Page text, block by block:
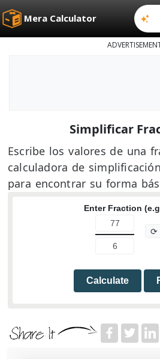
Mera Calculator
Simplificar
Escribe los valores de una
calculadora de
para encontrar su forma
Enter Fraction
⟳
Calculate